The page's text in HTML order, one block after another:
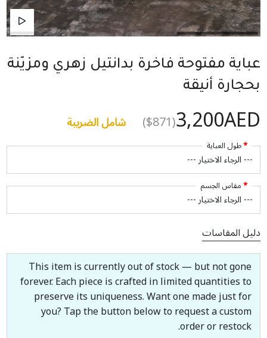
عباية مفتوحة فاخرة بدانتيل زهري ومزيّنة
بحجارة أنيقة
3,200AED
($871) شامل الضريبة
طول العباية
مقاس الجسم
دليل المقاسات
This item is currently out of stock — but not gone
forever. Each piece is crafted in limited quantities to
preserve its uniqueness. Want one made just for
you? Tap the button below to request a custom
order or restock.